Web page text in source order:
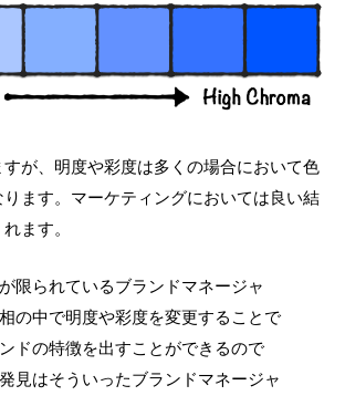
が、明度や彩度は多くの場合において色
ます。マーケティングにおいては良い結
ます。
限られているブランドマネージャ
の中で明度や彩度を変更することで
ドの特徴を出すことができるので
見はそういったブランドマネージャ